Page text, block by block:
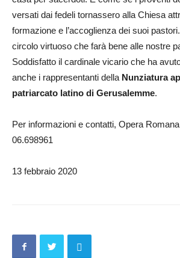
versati dai fedeli tornassero alla Chiesa
formazione e l’accoglienza dei suoi
circolo virtuoso che farà bene alle nostre
Soddisfatto il cardinale vicario che ha
anche i rappresentanti della Nunziatura
patriarcato latino di Gerusalemme.
Per informazioni e contatti, Opera
06.698961
13 febbraio 2020